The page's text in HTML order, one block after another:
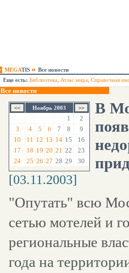
MEGATIS
Все новости
Еще есть: Библиотека Атлас мира Справочная
Все новости
Ноябрь 2003
1
2
3
4 5 6 7 8
9
10
11 12 13 14 15
16
17
18 19 20 21 22
23
24
25 26 27 28 29 30
В
[03.11.2003]
"Опутать" всю
сетью мотелей и
региональные
года на